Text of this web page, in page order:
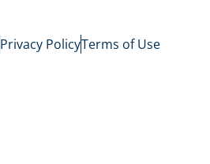
Privacy PolicyTerms of Use